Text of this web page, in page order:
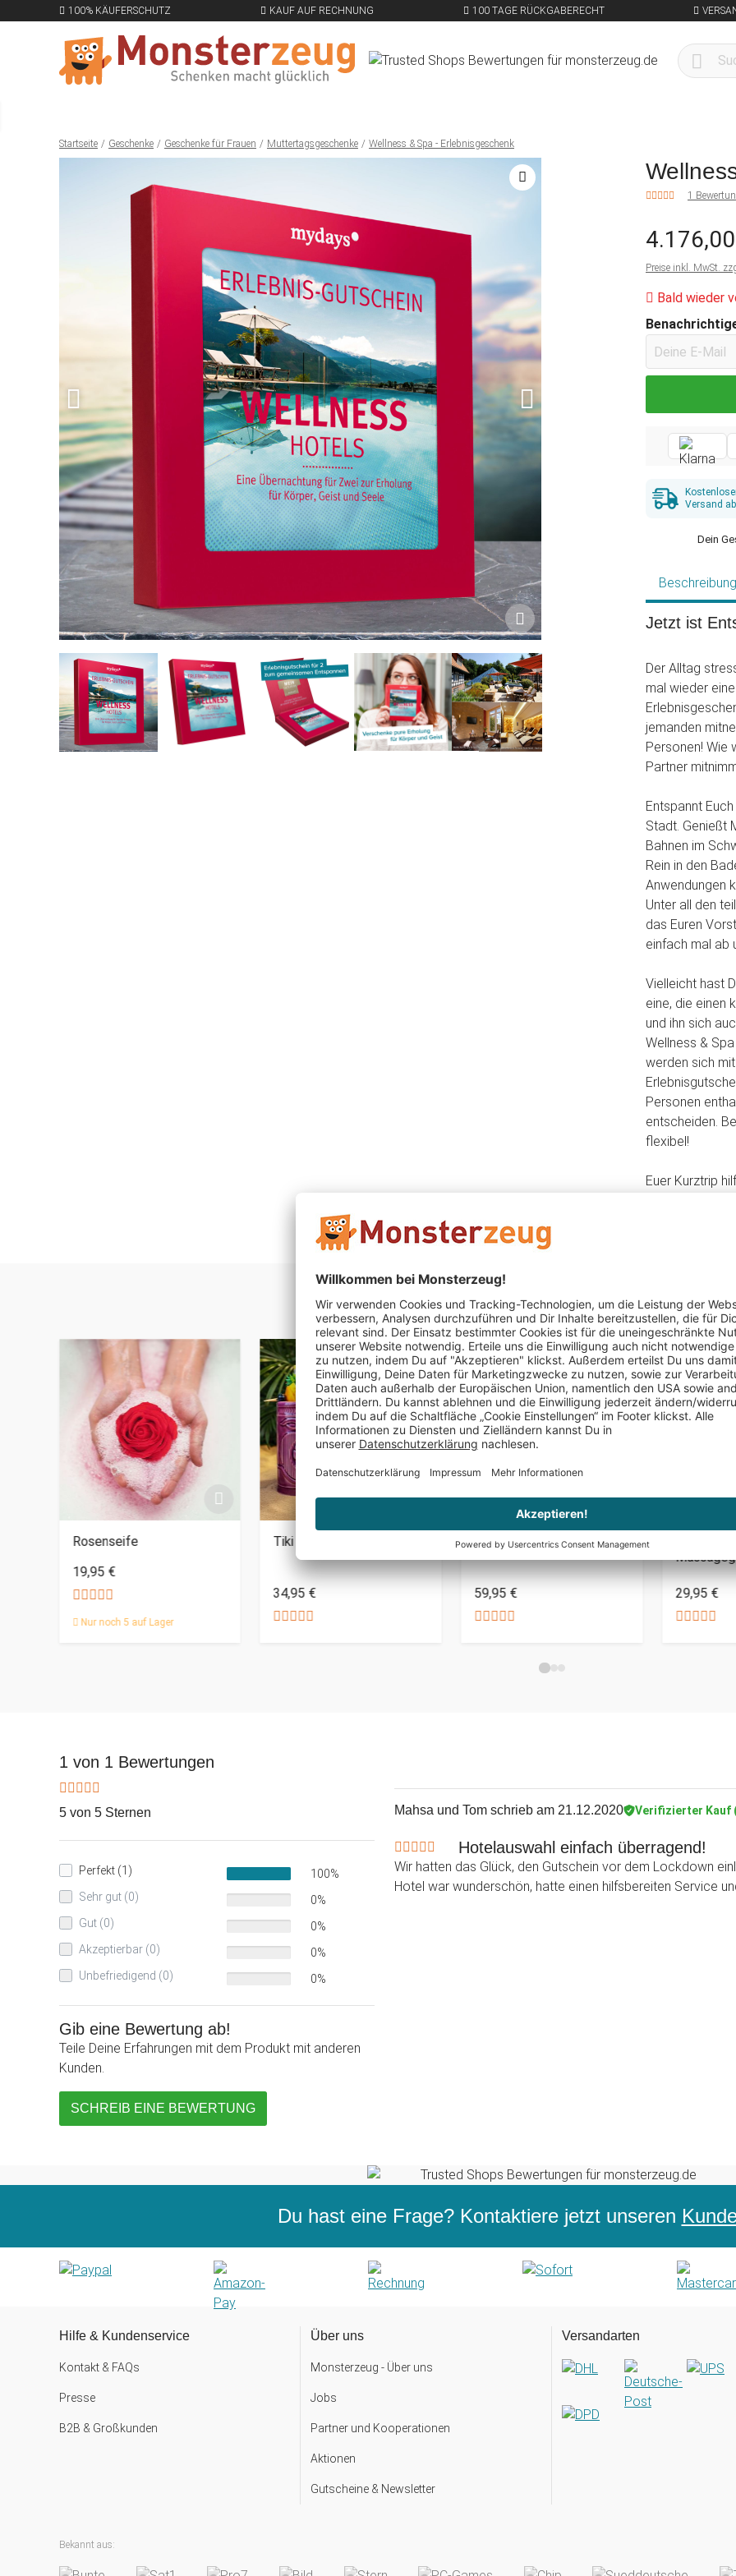
100% KÄUFERSCHUTZ KAUF AUF RECHNUNG 100 TAGE RÜCKGABERECHT
Startseite Geschenke Geschenke für Frauen Muttertagsgeschenke Wellness & Spa - Erlebnisgeschenk
1
Preise inkl. MwSt.
Bald wieder
Versand
Dein
Beschreibung
Jetzt ist
Der Alltag
mal wieder
jemanden
Personen! Wie
Partner
Entspannt
Stadt. Genießt
Bahnen im
Rein in den
Anwendungen
Unter all den
das Euren
einfach mal ab
Vielleicht hast
eine, die einen
und ihn sich
Wellness &
werden sich
Personen
entscheiden.
flexibel!
Euer Kurztrip
Vergesst
Das könnte Dir auch gefallen
Rosenseife
19,95 €
Nur noch 5 auf Lager
Tiki Becher - 4er Set
34,95 €
Mond-Grundstück
59,95 € 29,95 €
1 von 1 Bewertungen
5 von 5 Sternen
Perfekt (1)
100%
Sehr gut (0)
0%
Gut (0)
0%
Akzeptierbar (0)
0%
Unbefriedigend (0)
0%
Gib eine Bewertung ab!
Teile Deine Erfahrungen mit dem Produkt mit anderen
Kunden.
SCHREIB EINE BEWERTUNG
Mahsa und Tom schrieb am 21.12.2020 Verifizierter Kauf
Hotelauswahl einfach überragend!
Wir hatten das Glück, den Gutschein vor dem Lockdown
Hotel war wunderschön, hatte einen hilfsbereiten Service
Du hast eine Frage? Kontaktiere jetzt unseren
Hilfe & Kundenservice
Kontakt & FAQs
Presse
B2B & Großkunden
Über uns
Monsterzeug - Über uns
Jobs
Partner und Kooperationen
Aktionen
Gutscheine & Newsletter
Versandarten
Bekannt aus: